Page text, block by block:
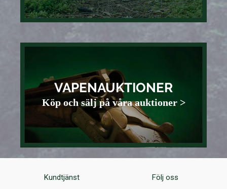
VAPENAUKTIONER
Köp och sälj på våra auktioner >
Kundtjänst Följ oss